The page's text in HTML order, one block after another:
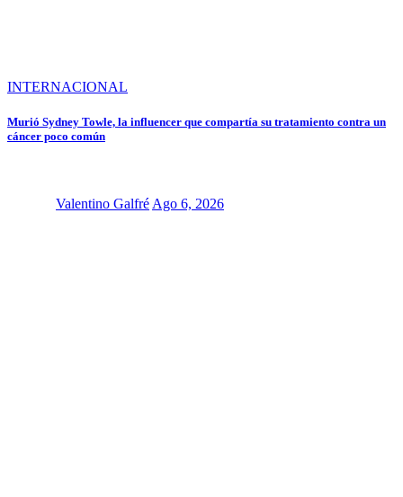
INTERNACIONAL
Murió Sydney Towle, la influencer que compartía su tratamiento contra un
cáncer poco común
Valentino GalfréAgo 6, 2026